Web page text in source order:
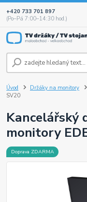
+420 733 701 897
(Po–Pá 7:00–14:30 hod.)
Úvod Držáky na monitory
SV20
Kancelářský
monitory
Doprava ZDARMA